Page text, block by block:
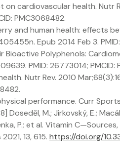
on cardiovascular health. Nutr
PMC3068482.
and human health: effects
Epub 2014 Feb 3.
Bioactive Polyphenols:
PMID: 26773014; PMCID:
Nutr Rev. 2010
performance. Curr
Doseděl, M.; Jirkovský, E.;
P.; et al. Vitamin
13, 615. https://doi.org/